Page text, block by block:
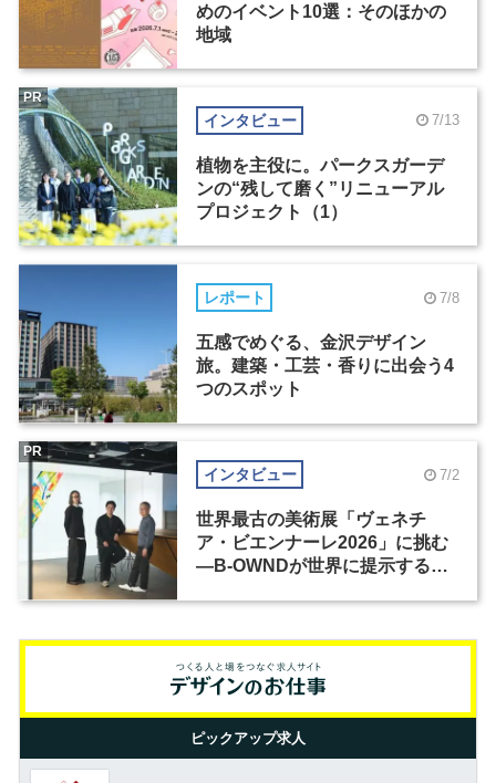
めのイベント10選：そのほかの
地域
インタビュー 7/13
植物を主役に。パークスガーデ
ンの“残して磨く”リニューアル
プロジェクト（1）
PR
レポート 7/8
五感でめぐる、金沢デザイン
旅。建築・工芸・香りに出会う4
つのスポット
インタビュー 7/2
世界最古の美術展「ヴェネチ
ア・ビエンナーレ2026」に挑む
―B-OWNDが世界に提示する美
PR
ピックアップ求人